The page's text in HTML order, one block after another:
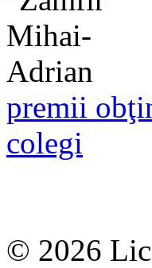
premii
colegi
© 2026